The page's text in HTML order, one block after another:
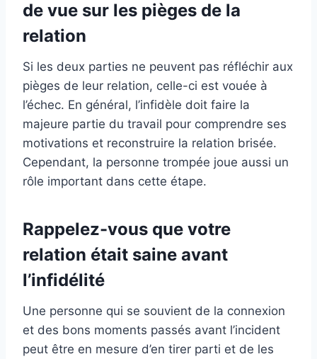
de vue sur les pièges de la
relation
Si les deux parties ne peuvent pas réfléchir aux
pièges de leur relation, celle-ci est vouée à
l’échec. En général, l’infidèle doit faire la
majeure partie du travail pour comprendre ses
motivations et reconstruire la relation brisée.
Cependant, la personne trompée joue aussi un
rôle important dans cette étape.
Rappelez-vous que votre
relation était saine avant
l’infidélité
Une personne qui se souvient de la connexion
et des bons moments passés avant l’incident
peut être en mesure d’en tirer parti et de les